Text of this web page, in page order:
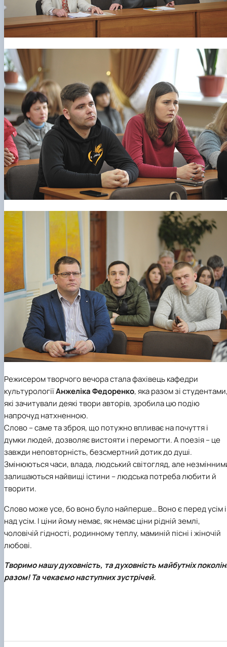
Режисером творчого вечора стала фахівець кафедри
культурологіїАнжеліка Федоренко, яка разом зі
які зачитували деякі твори авторів, зробила цю подію
напрочуд натхненною.
Слово – саме та зброя, що потужно впливає на почуття і
думки людей, дозволяє вистояти і перемогти. А поезія – це
завжди неповторність, безсмертний дотик до душі.
Змінюються часи, влада, людський світогляд, але
залишаються найвищі істини – людська потреба любити й
творити.
Слово може усе, бо воно було найперше… Воно є перед усім і
над усім. І ціни йому немає, як немає ціни рідній землі,
чоловічій гідності, родинному теплу, маминій пісні і жіночій
любові.
Творимо нашу духовність, та духовність майбутніх
разом! Та чекаємо наступних зустрічей.